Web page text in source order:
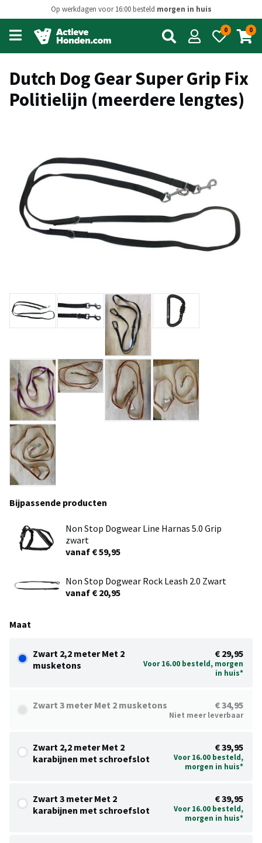
Op werkdagen voor 16:00 besteld morgen in huis
Open
main
menu
0 0
Dutch Dog Gear Super Grip Fix
Politielijn (meerdere lengtes)
Bijpassende producten
Non Stop Dogwear Line Harnas 5.0 Grip
zwart
vanaf € 59,95
Non Stop Dogwear Rock Leash 2.0 Zwart
vanaf € 20,95
Maat
Zwart 2,2 meter Met 2
musketons
€ 29,95
Voor 16.00 besteld, morgen
in huis*
Zwart 3 meter Met 2 musketons € 34,95
Niet meer leverbaar
Zwart 2,2 meter Met 2
karabijnen met schroefslot
€ 39,95
Voor 16.00 besteld,
morgen in huis*
Zwart 3 meter Met 2
karabijnen met schroefslot
€ 39,95
Voor 16.00 besteld,
morgen in huis*